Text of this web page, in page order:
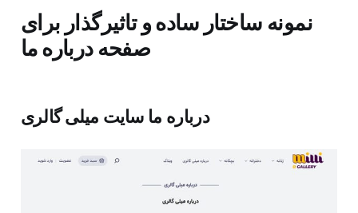
نمونه ساختار ساده و تاثیرگذار برای
صفحه درباره ما
درباره ما سایت میلی گالری